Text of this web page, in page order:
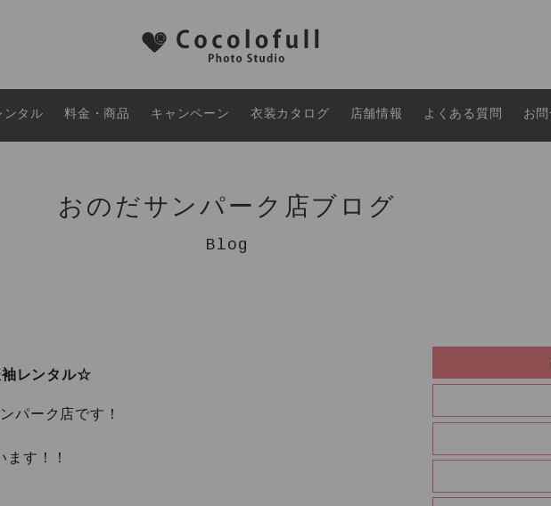
ンタル 料金・商品 キャンペーン 衣装カタログ 店舗情報 よくある質問 お
おのだサンパーク店ブログ
Blog
袖レンタル☆
パーク店です！
す！！